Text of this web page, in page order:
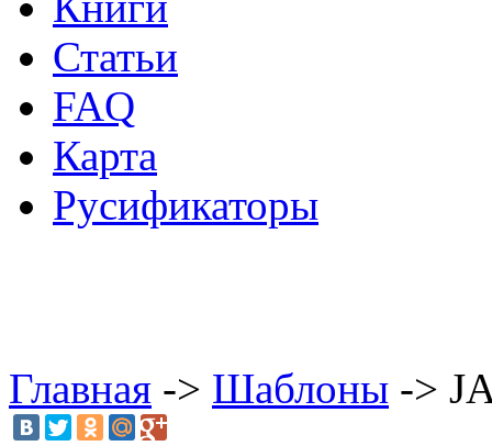
Статьи
FAQ
Карта
Русификаторы
Главная -> Шаблоны ->